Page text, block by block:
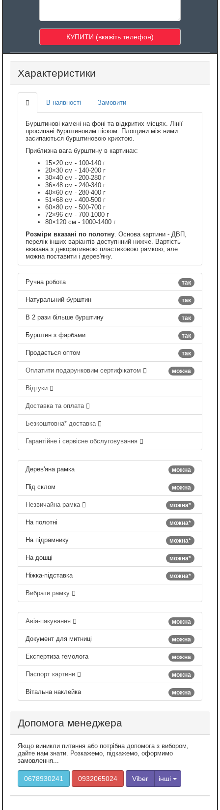
Характеристики
В наявності Замовити
Бурштинові камені на фоні та відкритих місцях. Лінії
просипані бурштиновим піском. Площини між ними
засипаються бурштиновою крихтою.
Приблизна вага бурштину в картинах:
15×20 см - 100-140 г
20×30 см - 140-200 г
30×40 см - 200-280 г
36×48 см - 240-340 г
40×60 см - 280-400 г
51×68 см - 400-500 г
60×80 см - 500-700 г
72×96 см - 700-1000 г
80×120 см - 1000-1400 г
Розміри вказані по полотну . Основа картини - ДВП,
перелік інших варіантів доступнний нижче. Вартість
вказана з декоративною пластиковою рамкою, але
можна поставити і дерев'яну.
так
Ручна робота
так
Натуральний бурштин
так
В 2 рази більше бурштину
так
Бурштин з фарбами
так
Продається оптом
можна
Оплатити подарунковим сертифікатом
Відгуки
Доставка та оплата
Безкоштовна* доставка
Гарантійне і сервісне обслуговування
можна
Дерев'яна рамка
можна
Під склом
можна*
Незвичайна рамка
можна*
На полотні
можна*
На підрамнику
можна*
На дошці
можна*
Ніжка-підставка
Вибрати рамку
можна
Авіа-пакування
можна
Документ для митниці
можна
Експертиза гемолога
можна
Паспорт картини
можна
Вітальна наклейка
Допомога менеджера
Якщо виникли питання або потрібна допомога з вибором,
дайте нам знати. Розкажемо, підкажемо, оформимо
замовлення...
0678930241 0932065024 Viber інші